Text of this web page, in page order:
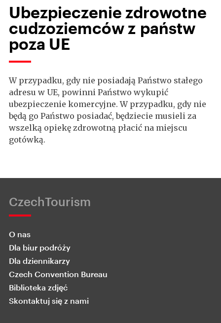
Ubezpieczenie zdrowotne
cudzoziemców z państw
poza UE
W przypadku, gdy nie posiadają Państwo stałego
adresu w UE, powinni Państwo wykupić
ubezpieczenie komercyjne. W przypadku, gdy nie
będą go Państwo posiadać, będziecie musieli za
wszelką opiekę zdrowotną płacić na miejscu
gotówką.
CzechTourism
O nas
Dla biur podróży
Dla dziennikarzy
Czech Convention Bureau
Biblioteka zdjęć
Skontaktuj się z nami